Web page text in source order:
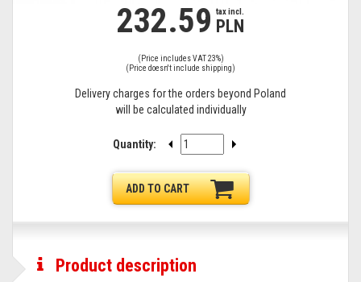
232.59 tax incl.
PLN
(Price includes VAT 23%)
(Price doesn't include shipping)
Delivery charges for the orders beyond Poland
will be calculated individually
Quantity:
ADD TO CART
Product description